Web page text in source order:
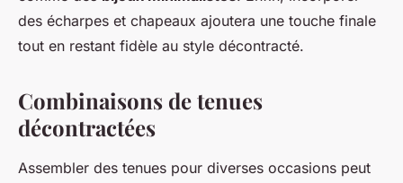
des écharpes et chapeaux ajoutera une touche finale
tout en restant fidèle au style décontracté.
Combinaisons de tenues
décontractées
Assembler des tenues pour diverses occasions peut